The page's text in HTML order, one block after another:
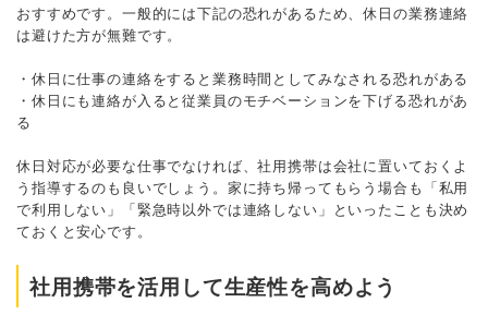
おすすめです。一般的には下記の恐れがあるため、休日の業務連絡
は避けた方が無難です。
・休日に仕事の連絡をすると業務時間としてみなされる恐れがある
・休日にも連絡が入ると従業員のモチベーションを下げる恐れがあ
る
休日対応が必要な仕事でなければ、社用携帯は会社に置いておくよ
う指導するのも良いでしょう。家に持ち帰ってもらう場合も「私用
で利用しない」「緊急時以外では連絡しない」といったことも決め
ておくと安心です。
社用携帯を活用して生産性を高めよう